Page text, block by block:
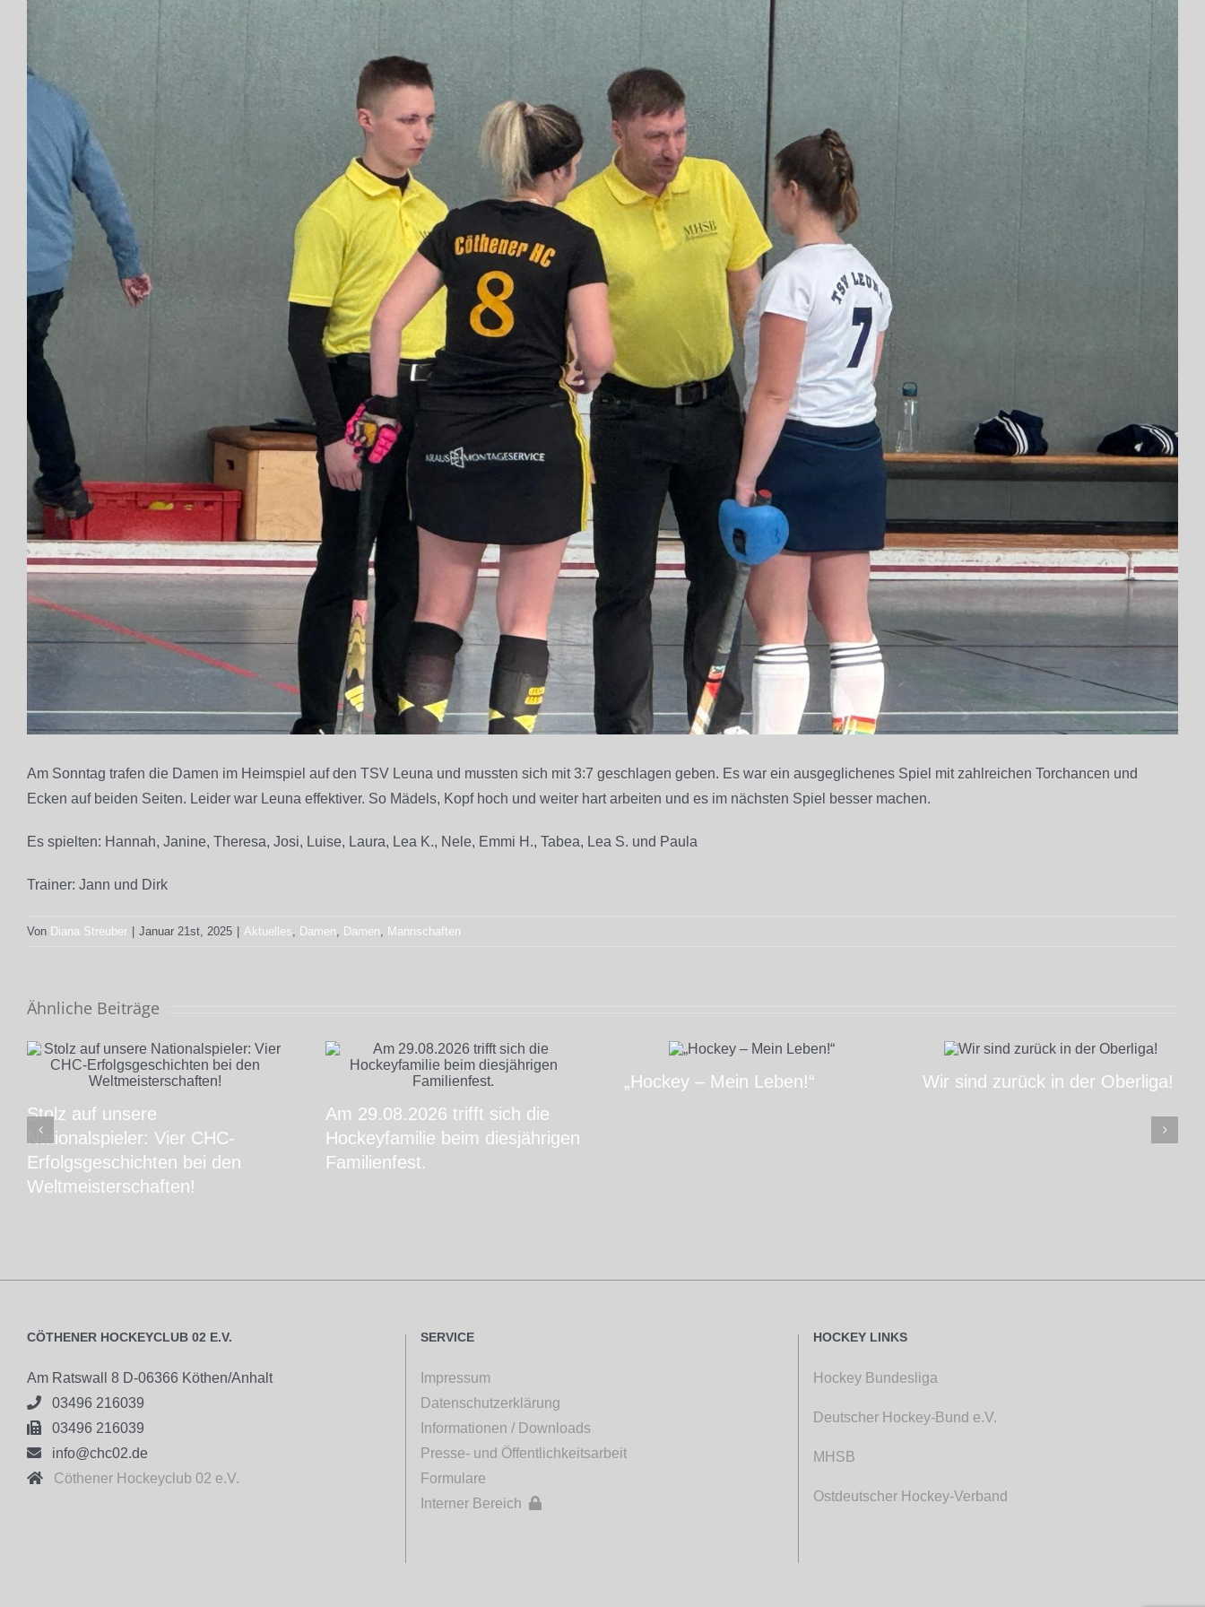
Am Sonntag trafen die Damen im Heimspiel auf den TSV Leuna und mussten sich mit 3:7 geschlagen geben. Es war ein ausgeglichenes Spiel mit zahlreichen Torchancen und
Ecken auf beiden Seiten. Leider war Leuna effektiver. So Mädels, Kopf hoch und weiter hart arbeiten und es im nächsten Spiel besser machen.
Es spielten: Hannah, Janine, Theresa, Josi, Luise, Laura, Lea K., Nele, Emmi H., Tabea, Lea S. und Paula
Trainer: Jann und Dirk
Von Diana Streuber Januar 21st, 2025 Aktuelles, Damen, Damen, Mannschaften
Ähnliche Beiträge
Stolz auf unsere
Nationalspieler: Vier CHC-
Erfolgsgeschichten bei den
Weltmeisterschaften!
Am 29.08.2026 trifft sich die
Hockeyfamilie beim diesjährigen
Familienfest.
„Hockey – Mein Leben!“ Wir sind zurück in der Oberliga!
CÖTHENER HOCKEYCLUB 02 E.V.
Am Ratswall 8 D-06366 Köthen/Anhalt
 03496 216039
 03496 216039
 info@chc02.de
 Cöthener Hockeyclub 02 e.V.
SERVICE
Impressum
Datenschutzerklärung
Informationen / Downloads
Presse- und Öffentlichkeitsarbeit
Formulare
Interner Bereich 
HOCKEY LINKS
Hockey Bundesliga
Deutscher Hockey-Bund e.V.
MHSB
Ostdeutscher Hockey-Verband